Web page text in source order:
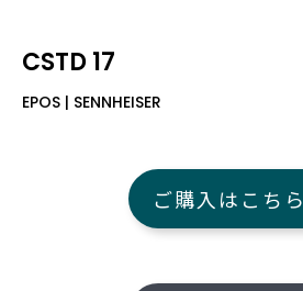
CSTD 17
EPOS | SENNHEISER
ご購入はこちら